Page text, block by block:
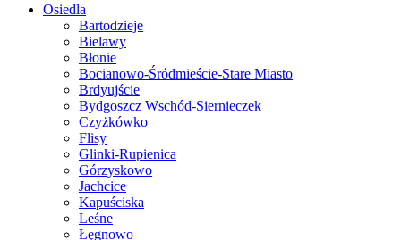
Osiedla
Bartodzieje
Bielawy
Błonie
Bocianowo-Śródmieście-Stare Miasto
Brdyujście
Bydgoszcz Wschód-Siernieczek
Czyżkówko
Flisy
Glinki-Rupienica
Górzyskowo
Jachcice
Kapuściska
Leśne
Łęgnowo